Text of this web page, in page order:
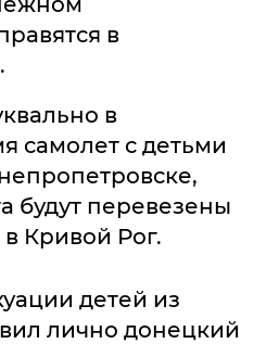
в
в
самолет с детьми
будут перевезены
Кривой Рог.
детей из
лично донецкий